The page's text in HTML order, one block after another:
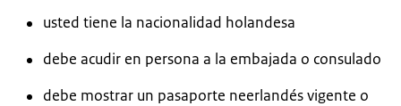
usted tiene la nacionalidad holandesa
debe acudir en persona a la embajada o consulado
debe mostrar un pasaporte neerlandés vigente o